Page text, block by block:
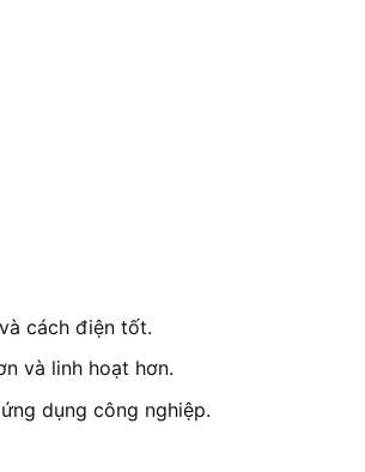
cách điện tốt.
và linh hoạt hơn.
dụng công nghiệp.